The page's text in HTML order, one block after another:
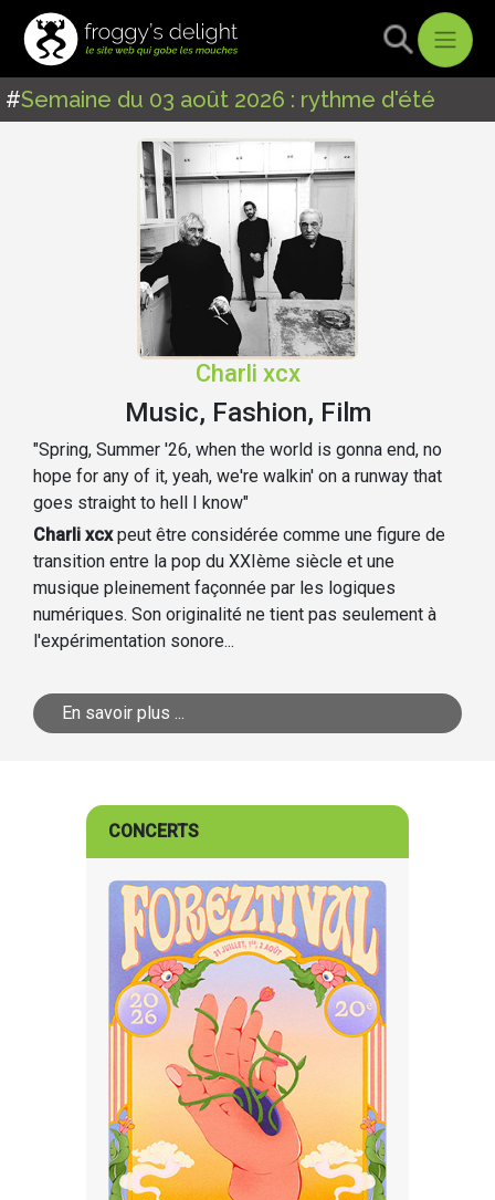
#Semaine du 03 août 2026 : rythme d'été
Charli xcx
Music, Fashion, Film
"Spring, Summer '26, when the world is gonna end, no
hope for any of it, yeah, we're walkin' on a runway that
goes straight to hell I know"
Charli xcxpeut être considérée comme une figure de
transition entre la pop du XXIème siècle et une
musique pleinement façonnée par les logiques
numériques. Son originalité ne tient pas seulement à
l'expérimentation sonore...
En savoir plus ...
CONCERTS